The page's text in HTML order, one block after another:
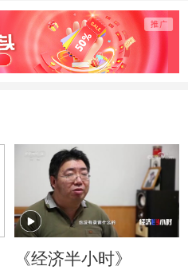
行
《经济半小时》